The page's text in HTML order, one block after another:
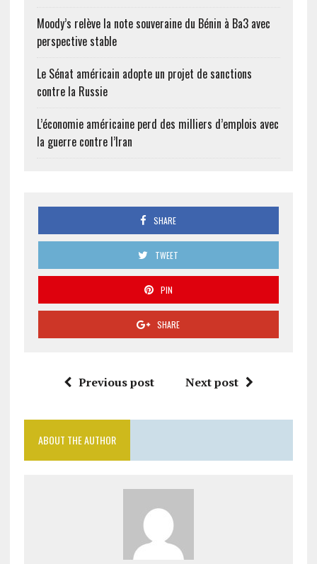
Moody’s relève la note souveraine du Bénin à Ba3 avec
perspective stable
Le Sénat américain adopte un projet de sanctions
contre la Russie
L’économie américaine perd des milliers d’emplois avec
la guerre contre l’Iran
SHARE
TWEET
PIN
SHARE
Previous post Next post
ABOUT THE AUTHOR